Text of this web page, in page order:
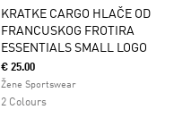
KRATKE CARGO HLAČE OD
FRANCUSKOG FROTIRA
ESSENTIALS SMALL LOGO
€ 25.00
Žene Sportswear
2 Colours